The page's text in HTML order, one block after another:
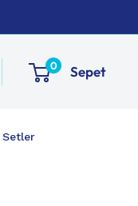
0 Sepet
Setler